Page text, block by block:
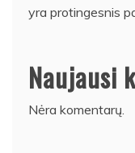
yra protingesnis
Naujausi
Nėra komentarų.